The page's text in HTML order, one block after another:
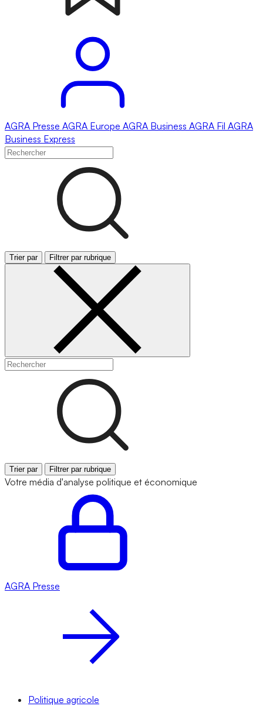
AGRA Presse AGRA Europe AGRA Business AGRA Fil AGRA
Business Express
Trier par Filtrer par rubrique
Trier par Filtrer par rubrique
Votre média d'analyse politique et économique
AGRA Presse
Politique agricole